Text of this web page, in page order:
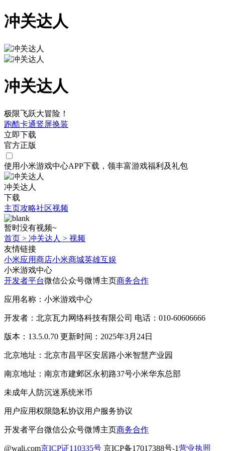
冲关达人
冲关达人
极限飞跃大冒险！
跑酷卡通竖屏换装
立即下载
官方正版
使用小米游戏中心APP下载 ，领丰富游戏福利 及礼包
冲关达人
下载
主页攻略社区视频
暂时没有视频~
首页 > 冲关达人 > 视频
友情链接
小米应用商店小米商城英雄互娱
小米游戏中心
开发者平台微信公众号微博主页商务合作
应用名称：小米游戏中心
开发者：北京瓦力网络科技有限公司 电话：010-60606666
版本：13.5.0.70 更新时间：2025年3月24日
北京地址：北京市昌平区安居路小米智慧产业园
南京地址：南京市建邺区永初路37号小米华东总部
未成年人防沉迷系统米币
用户应用权限隐私协议用户服务协议
开发者平台微信公众号微博主页商务合作
@wali.com京ICP证110335号 京ICP备17017388号-1营业执照